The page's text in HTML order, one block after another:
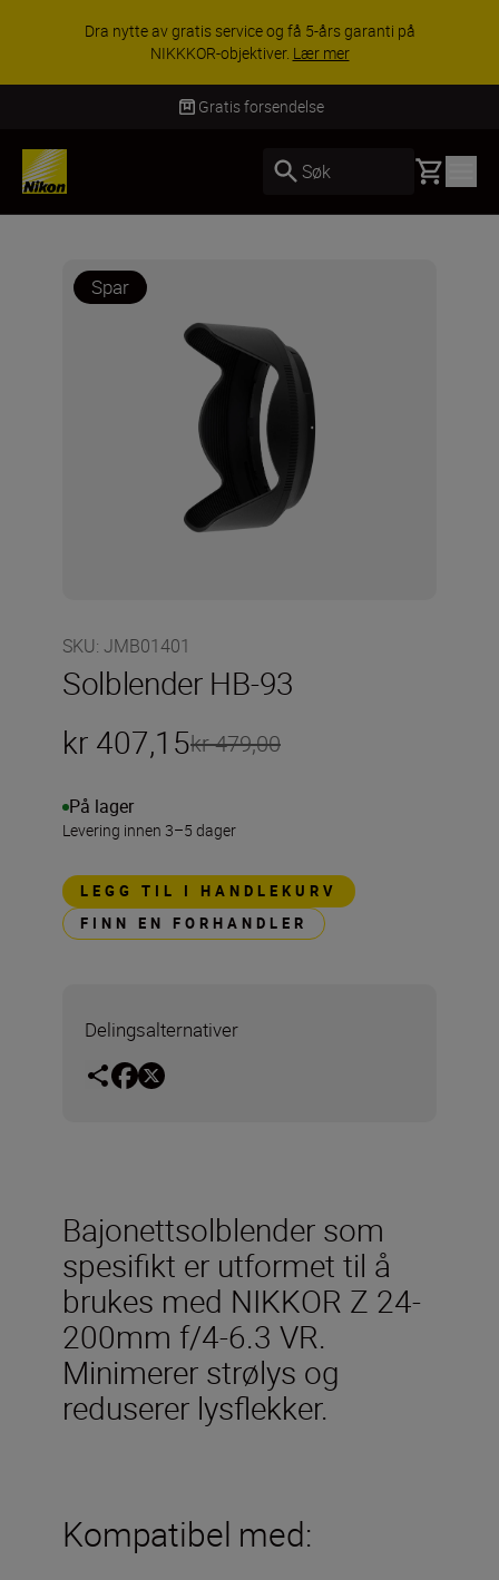
Dra nytte av gratis service og få 5-års garanti på
NIKKKOR-objektiver. Lær mer
Gratis forsendelse
Søk Basket
Spar
SKU: JMB01401
Solblender HB-93
kr 407,15kr 479,00
På lager
Levering innen 3–5 dager
LEGG TIL I HANDLEKURV
FINN EN FORHANDLER
Delingsalternativer
Bajonettsolblender som
spesifikt er utformet til å
brukes med NIKKOR Z 24-
200mm f/4-6.3 VR.
Minimerer strølys og
reduserer lysflekker.
Kompatibel med: